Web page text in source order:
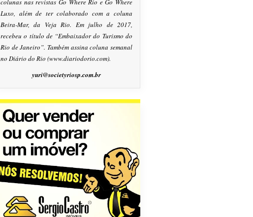
colunas nas revistas Go Where Rio e Go Where
Luxo, além de ter colaborado com a coluna
Beira-Mar, da Veja Rio. Em julho de 2017,
recebeu o título de “Embaixador do Turismo do
Rio de Janeiro”. Também assina coluna semanal
no Diário do Rio (www.diariodorio.com).
yuri@societyriosp.com.br